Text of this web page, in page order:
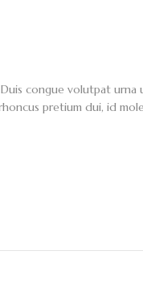
congue volutpat urna
pretium dui, id